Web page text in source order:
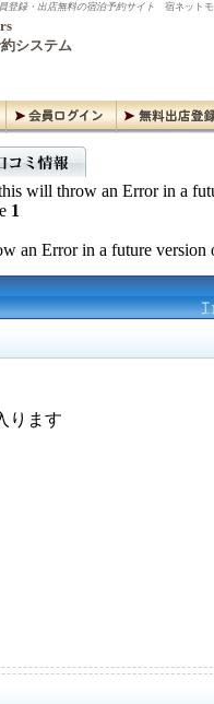
登録・出店無料の宿泊予約サイト 宿ネットモ
システム
will throw an Error in a
1
an Error in a future version
ります